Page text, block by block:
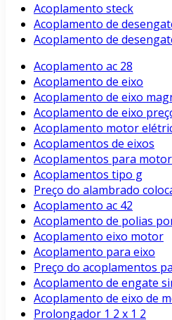
Acoplamento steck
Acoplamento de
Acoplamento de
Acoplamento ac 28
Acoplamento de eixo
Acoplamento de eixo
Acoplamento de eixo
Acoplamento motor
Acoplamentos de eixos
Acoplamentos para
Acoplamentos tipo g
Preço do alambrado
Acoplamento ac 42
Acoplamento de polias
Acoplamento eixo motor
Acoplamento para eixo
Preço do acoplamentos
Acoplamento de engate
Acoplamento de eixo de
Prolongador 1 2 x 1 2